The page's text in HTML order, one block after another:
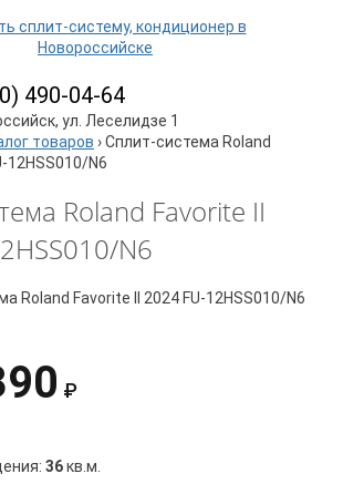
490-04-64
ул. Леселидзе 1
товаров ›Сплит-система Roland
12HSS010/N6
Roland Favorite II
N6
₽
36кв.м.